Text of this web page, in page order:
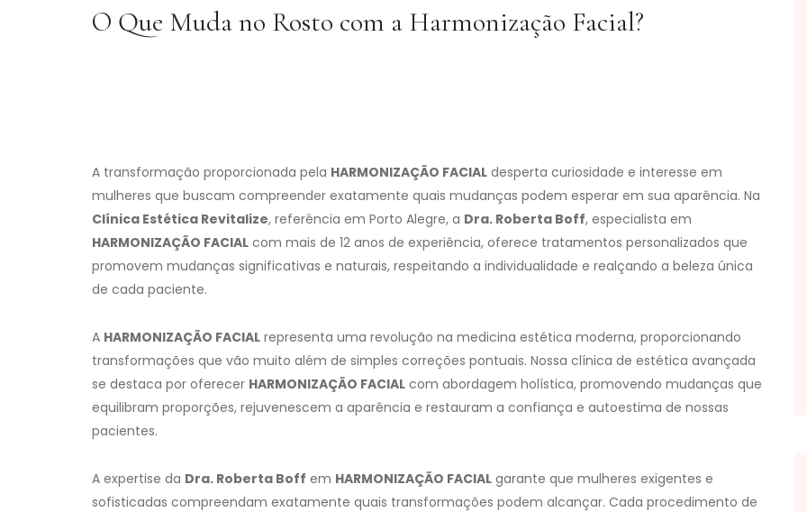
O Que Muda no Rosto com a Harmonização Facial?
A transformação proporcionada pela HARMONIZAÇÃO FACIAL desperta curiosidade e interesse em
mulheres que buscam compreender exatamente quais mudanças podem esperar em sua aparência. Na
Clínica Estética Revitalize, referência em Porto Alegre, a Dra. Roberta Boff, especialista em
HARMONIZAÇÃO FACIAL com mais de 12 anos de experiência, oferece tratamentos personalizados que
promovem mudanças significativas e naturais, respeitando a individualidade e realçando a beleza única
de cada paciente.
A HARMONIZAÇÃO FACIAL representa uma revolução na medicina estética moderna, proporcionando
transformações que vão muito além de simples correções pontuais. Nossa clínica de estética avançada
se destaca por oferecer HARMONIZAÇÃO FACIAL com abordagem holística, promovendo mudanças que
equilibram proporções, rejuvenescem a aparência e restauram a confiança e autoestima de nossas
pacientes.
A expertise da Dra. Roberta Boff em HARMONIZAÇÃO FACIAL garante que mulheres exigentes e
sofisticadas compreendam exatamente quais transformações podem alcançar. Cada procedimento de